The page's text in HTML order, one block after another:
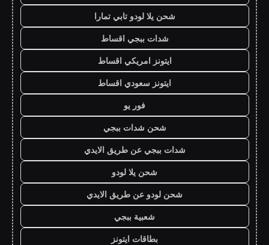
شحن يلا لودو تابي تمارا
شدات ببجي اقساط
ايتونز امريكي اقساط
ايتونز سعودي اقساط
فور يو
شحن شدات ببجي
شدات ببجي عن طريق الايدي
شحن يلا لودو
شحن لودو عن طريق الايدي
شعبية ببجي
بطاقات ايتونز